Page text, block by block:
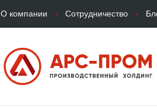
Верхнее
меню
О компании Сотрудничество